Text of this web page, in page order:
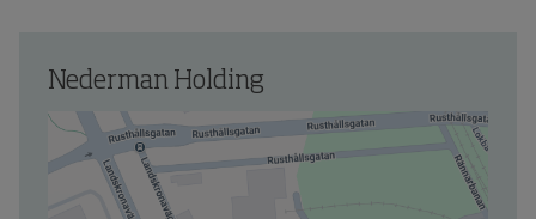
Nederman Holding